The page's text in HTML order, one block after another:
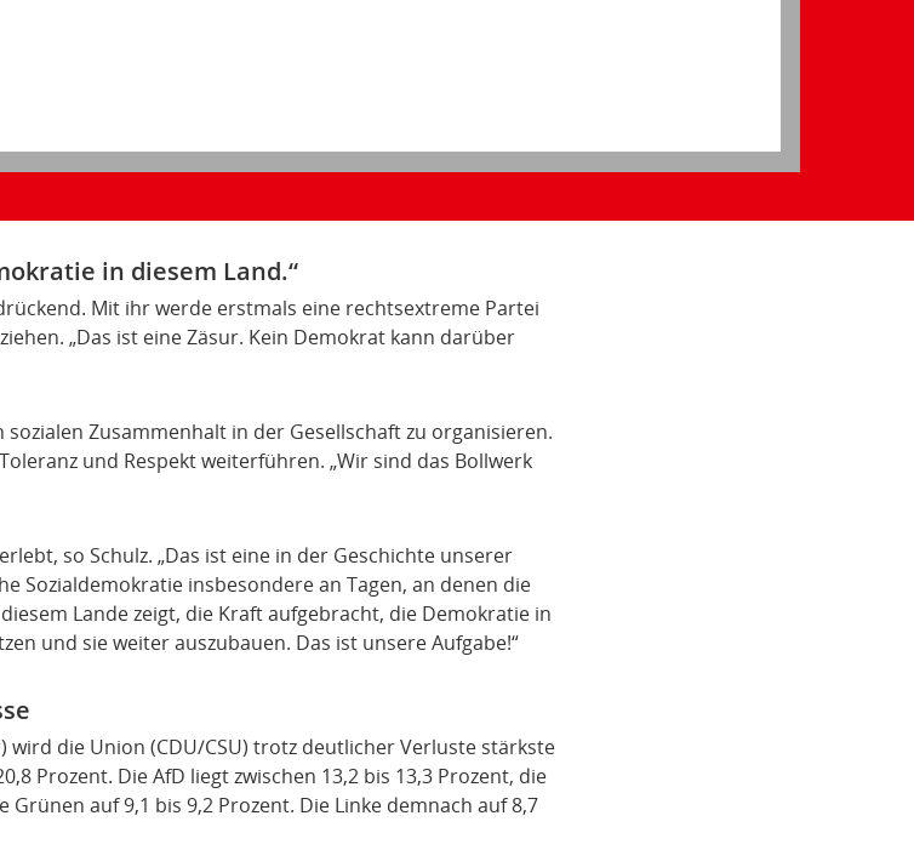
in diesem Land.“
Mit ihr werde erstmals eine rechtsextreme Partei
„Das ist eine Zäsur. Kein Demokrat kann darüber
sozialen Zusammenhalt in der Gesellschaft zu organisieren.
und Respekt weiterführen. „Wir sind das Bollwerk
so Schulz. „Das ist eine in der Geschichte unserer
Sozialdemokratie insbesondere an Tagen, an denen die
Lande zeigt, die Kraft aufgebracht, die Demokratie in
und sie weiter auszubauen. Das ist unsere Aufgabe!“
wird die Union (CDU/CSU) trotz deutlicher Verluste stärkste
Prozent. Die AfD liegt zwischen 13,2 bis 13,3 Prozent, die
Grünen auf 9,1 bis 9,2 Prozent. Die Linke demnach auf 8,7